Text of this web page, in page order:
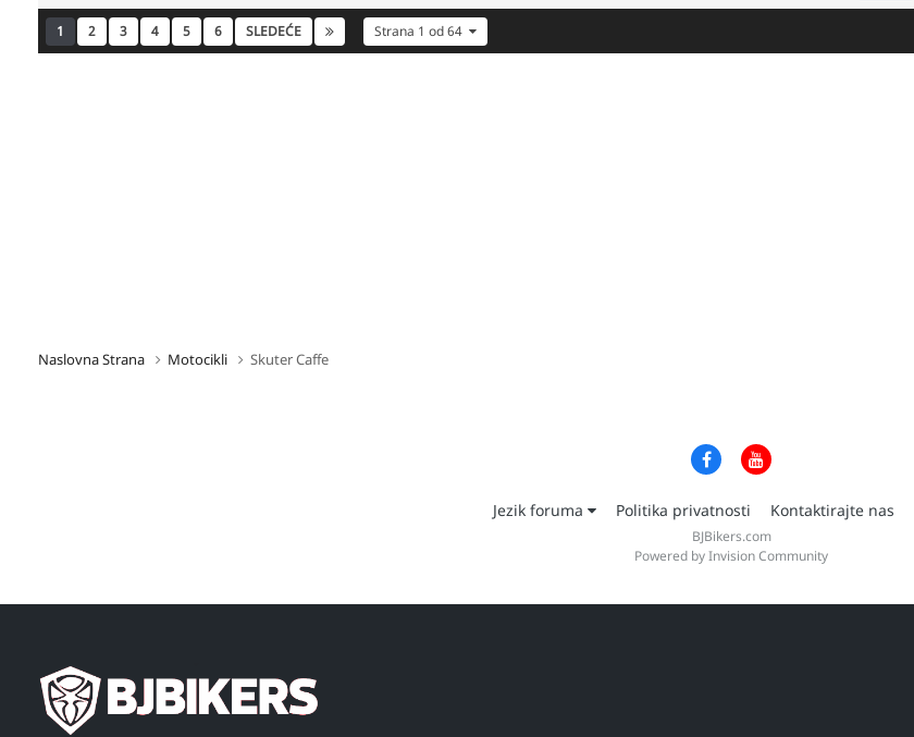
1 2 3 4 5 6 SLEDEĆE Strana 1 od 64
Naslovna Strana Motocikli Skuter Caffe
Jezik foruma Politika privatnosti Kontaktirajte nas
BJBikers.com
Powered by Invision Community